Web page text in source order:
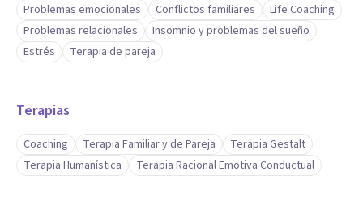
Problemas emocionales
Conflictos familiares
Life Coaching
Problemas relacionales
Insomnio y problemas del sueño
Estrés
Terapia de pareja
Terapias
Coaching Terapia Familiar y de Pareja
Terapia Gestalt
Terapia Humanística
Terapia Racional Emotiva Conductual